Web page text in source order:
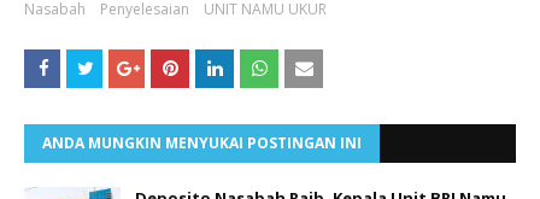
Nasabah Penyelesaian UNIT NAMU UKUR
ANDA MUNGKIN MENYUKAI POSTINGAN INI